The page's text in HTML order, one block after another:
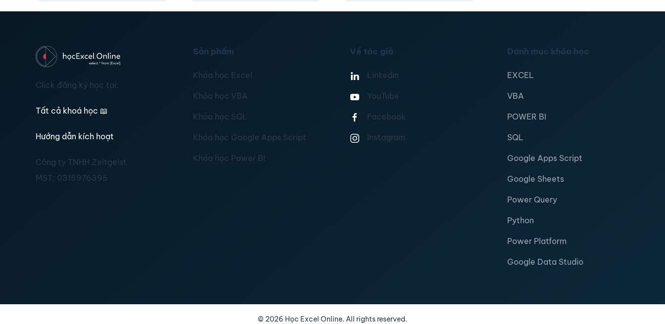
Click đăng ký học tại:
Tất cả khoá học 📖
Hướng dẫn kích hoạt
Công ty TNHH Zeitgeist
MST: 0315976395
Sản phẩm
Khóa học Excel
Khóa học VBA
Khóa học SQL
Khóa học Google Apps Script
Khóa học Power BI
Về tác giả
Linkedin
YouTube
Facebook
Instagram
Danh mục khóa học
EXCEL
VBA
POWER BI
SQL
Google Apps Script
Google Sheets
Power Query
Python
Power Platform
Google Data Studio
© 2026 Học Excel Online. All rights reserved.